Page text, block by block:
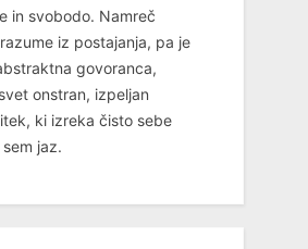
in svobodo. Namreč
iz postajanja, pa je
govoranca,
onstran, izpeljan
ki izreka čisto sebe
jaz.